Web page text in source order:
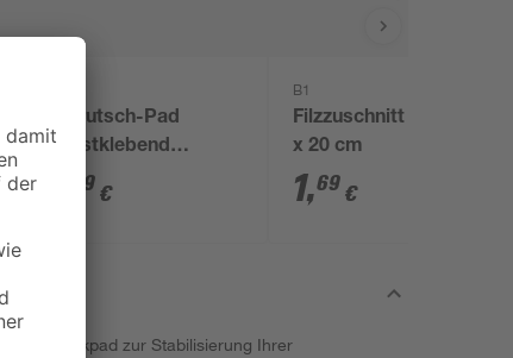
Antirutsch-Pad
selbstklebend
schwarz 100 x 100
79 €
B1
Filzzuschnitt weiß 20
x 20 cm
1,69 €
Korkpad zur Stabilisierung Ihrer